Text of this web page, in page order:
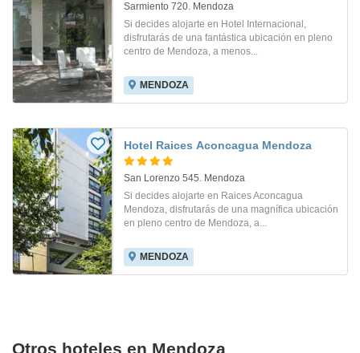
Sarmiento 720. Mendoza
Si decides alojarte en Hotel Internacional,
disfrutarás de una fantástica ubicación en pleno
centro de Mendoza, a menos...
MENDOZA
Hotel Raices Aconcagua Mendoza
San Lorenzo 545. Mendoza
Si decides alojarte en Raices Aconcagua
Mendoza, disfrutarás de una magnífica ubicación
en pleno centro de Mendoza, a...
MENDOZA
Otros hoteles en Mendoza